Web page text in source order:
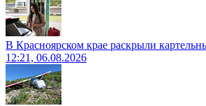
В Красноярском крае раскрыли
12:21, 06.08.2026